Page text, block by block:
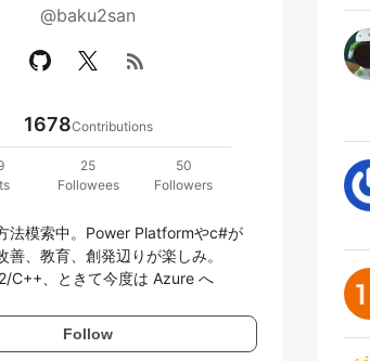
@baku2san
rss_feed
1678Contributions
25
Followees
50
Followers
法模索中。Power Platformやc#が
善、教育、創発辺りが楽しみ。
Follow